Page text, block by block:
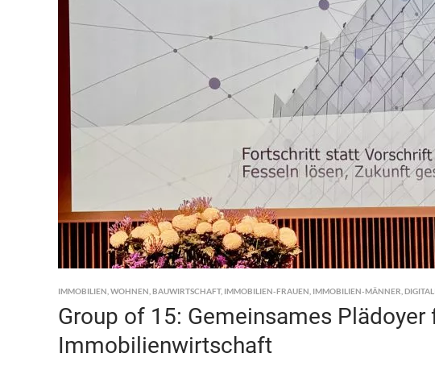
(TEIL
1)
IMMOBILIEN WOHNEN BAUWIRTSCHAFT, IMMOBILIEN-FRAUEN IMMOBILIEN-MÄNNER
Group of 15: Gemeinsames Plädoyer
Immobilienwirtschaft